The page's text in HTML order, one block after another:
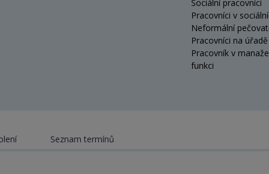
Sociální pracovníci
Pracovníci v
Neformální
Pracovníci na úřadě
Pracovník v
funkci
Seznam termínů